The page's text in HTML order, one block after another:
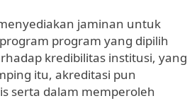
jaminan untuk
program yang dipilih
kredibilitas institusi, yang
itu, akreditasi pun
serta dalam memperoleh